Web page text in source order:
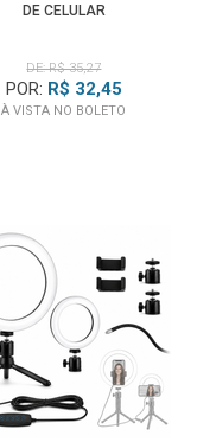
DE CELULAR
DE: R$ 35,27
POR: R$ 32,45
À VISTA NO BOLETO